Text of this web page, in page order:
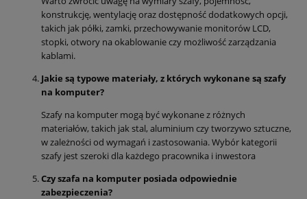
konstrukcję, wentylację oraz dostępność dodatkowych opcji,
takich jak półki, zamki, przechowywanie monitorów LCD,
stopki, otwory na okablowanie czy możliwość zarządzania
kablami.
Jakie są typowe materiały, z których wykonane są szafy
na komputer?
Szafy na komputer mogą być wykonane z różnych
materiałów, takich jak stal, aluminium czy tworzywo sztuczne,
w zależności od wymagań i zastosowania. Wybór kategorii
szafy jest szeroki dla każdego pracownika i inwestora
Czy szafa na komputer posiada odpowiednie
zabezpieczenia?